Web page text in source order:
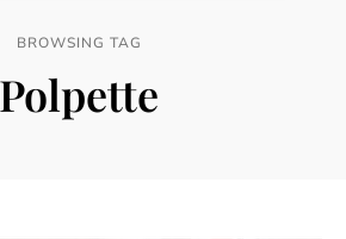
BROWSING TAG
Polpette